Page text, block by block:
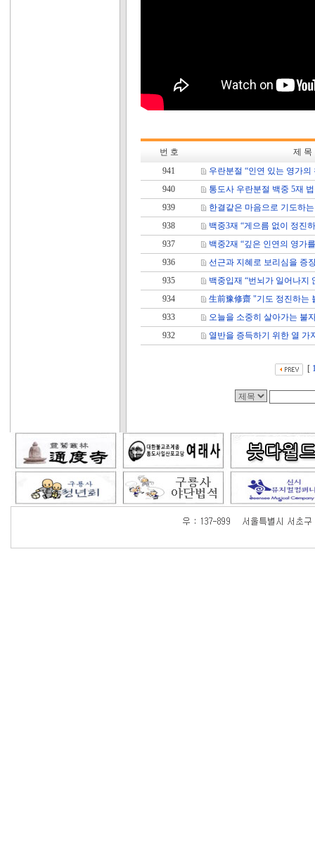
번 호
제 목
941
우란분절 “인연 있는 영가의
940
통도사 우란분절 백중 5재
939
한결같은 마음으로 기도하
938
백중3재 “게으름 없이 정진
937
백중2재 “깊은 인연의 영가
936
선근과 지혜로 보리심을 증
935
백중입재 “번뇌가 일어나지
934
生前豫修齋 "기도 정진하는
933
오늘을 소중히 살아가는 불
932
열반을 증득하기 위한 열 가
[